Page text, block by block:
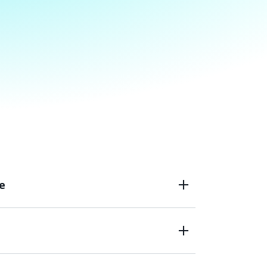
la comunicazione asincrona, mediante